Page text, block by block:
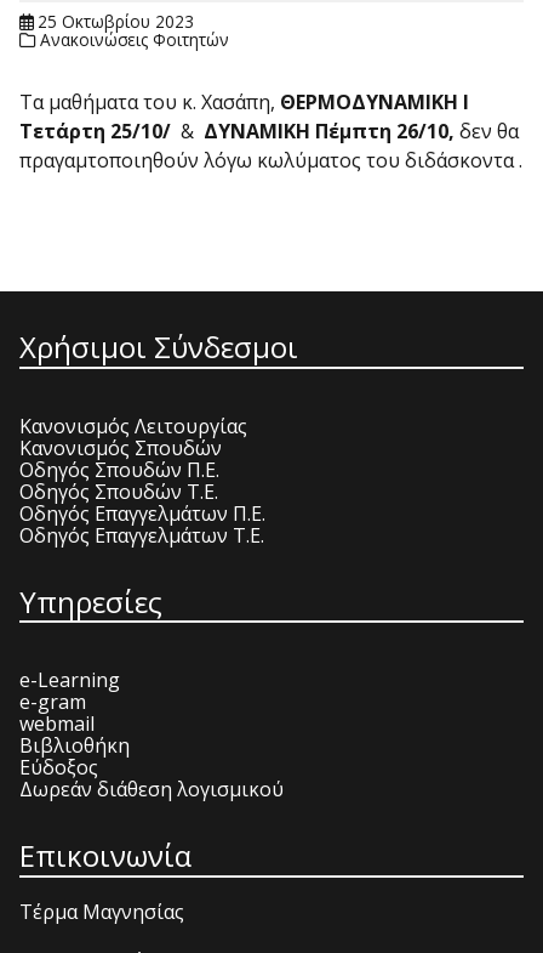
25 Οκτωβρίου 2023
Ανακοινώσεις Φοιτητών
Τα μαθήματα του κ. Χασάπη, ΘΕΡΜΟΔΥΝΑΜΙΚΗ Ι
Τετάρτη 25/10/ & ΔΥΝΑΜΙΚΗ Πέμπτη 26/10, δεν θα
πραγαμτοποιηθούν λόγω κωλύματος του διδάσκοντα .
Χρήσιμοι Σύνδεσμοι
Κανονισμός Λειτουργίας
Κανονισμός Σπουδών
Οδηγός Σπουδών Π.Ε.
Οδηγός Σπουδών Τ.Ε.
Οδηγός Επαγγελμάτων Π.Ε.
Οδηγός Επαγγελμάτων Τ.Ε.
Υπηρεσίες
e-Learning
e-gram
webmail
Βιβλιοθήκη
Εύδοξος
Δωρεάν διάθεση λογισμικού
Επικοινωνία
Τέρμα Μαγνησίας